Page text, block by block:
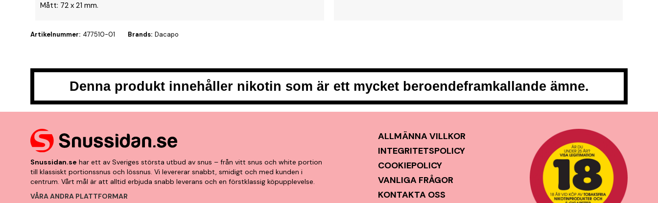
Mått: 72 x 21 mm.
Artikelnummer: 477510-01 Brands: Dacapo
Denna produkt innehåller nikotin som är ett mycket beroendeframkallande ämne.
Snussidan.se har ett av Sveriges största utbud av snus – från vitt snus och white portion
till klassiskt portionssnus och lössnus. Vi levererar snabbt, smidigt och med kunden i
centrum. Vårt mål är att alltid erbjuda snabb leverans och en förstklassig köpupplevelse.
VÅRA ANDRA PLATTFORMAR
ALLMÄNNA VILLKOR
INTEGRITETSPOLICY
COOKIEPOLICY
VANLIGA FRÅGOR
KONTAKTA OSS